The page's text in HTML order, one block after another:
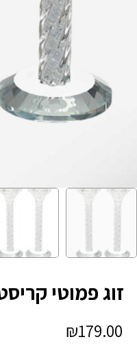
זוג פמוטי
₪179.00